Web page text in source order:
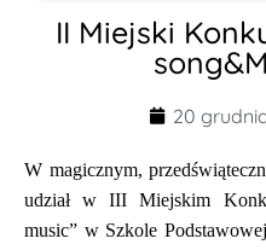
II Miejski
20
W magicznym,
udział w III Miejskim
music” w Szkole